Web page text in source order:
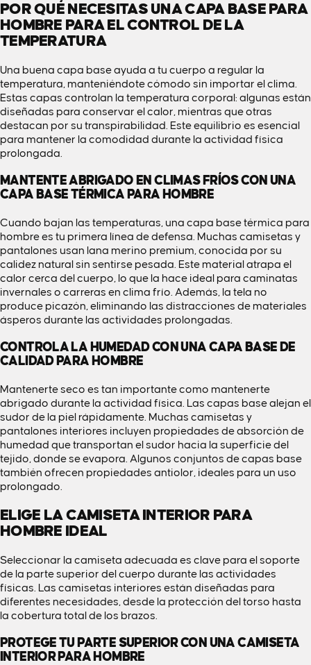
POR QUÉ NECESITAS UNA CAPA BASE PARA
HOMBRE PARA EL CONTROL DE LA
TEMPERATURA
Una buena capa base ayuda a tu cuerpo a regular la
temperatura, manteniéndote cómodo sin importar el clima.
Estas capas controlan la temperatura corporal: algunas están
diseñadas para conservar el calor, mientras que otras
destacan por su transpirabilidad. Este equilibrio es esencial
para mantener la comodidad durante la actividad física
prolongada.
MANTENTE ABRIGADO EN CLIMAS FRÍOS CON UNA
CAPA BASE TÉRMICA PARA HOMBRE
Cuando bajan las temperaturas, una capa base térmica para
hombre es tu primera línea de defensa. Muchas camisetas y
pantalones usan lana merino premium, conocida por su
calidez natural sin sentirse pesada. Este material atrapa el
calor cerca del cuerpo, lo que la hace ideal para caminatas
invernales o carreras en clima frío. Además, la tela no
produce picazón, eliminando las distracciones de materiales
ásperos durante las actividades prolongadas.
CONTROLA LA HUMEDAD CON UNA CAPA BASE DE
CALIDAD PARA HOMBRE
Mantenerte seco es tan importante como mantenerte
abrigado durante la actividad física. Las capas base alejan el
sudor de la piel rápidamente. Muchas camisetas y
pantalones interiores incluyen propiedades de absorción de
humedad que transportan el sudor hacia la superficie del
tejido, donde se evapora. Algunos conjuntos de capas base
también ofrecen propiedades antiolor, ideales para un uso
prolongado.
ELIGE LA CAMISETA INTERIOR PARA
HOMBRE IDEAL
Seleccionar la camiseta adecuada es clave para el soporte
de la parte superior del cuerpo durante las actividades
físicas. Las camisetas interiores están diseñadas para
diferentes necesidades, desde la protección del torso hasta
la cobertura total de los brazos.
PROTEGE TU PARTE SUPERIOR CON UNA CAMISETA
INTERIOR PARA HOMBRE